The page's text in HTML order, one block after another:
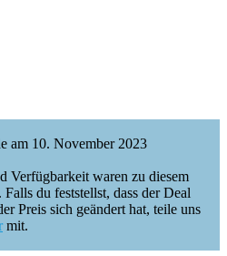
am 10. November 2023
Verfügbarkeit waren zu diesem
du feststellst, dass der Deal
Preis sich geändert hat, teile uns
mit.